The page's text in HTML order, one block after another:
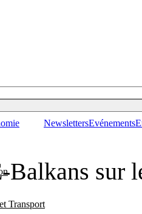
Transport
NewslettersEvénements
Balkans sur